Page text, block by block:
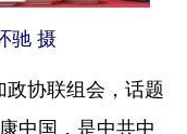
驰 摄
协联组会，话题
中国，是中共中